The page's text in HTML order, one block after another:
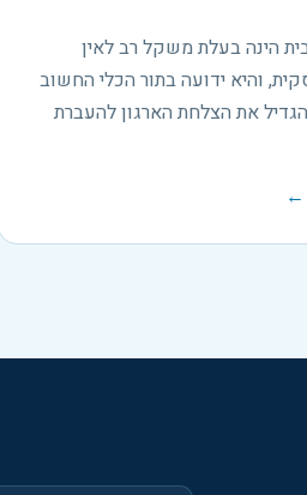
הינה בעלת משקל רב לאין
והיא ידועה בתור הכלי החשוב
את הצלחת הארגון להעברת
←